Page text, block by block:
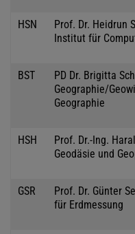
HSN
Prof. Dr. Heidrun
Institut für
BST
PD Dr. Brigitta
Geographie/
Geographie
HSH
Prof. Dr.-Ing.
Geodäsie und
GSR
Prof. Dr. Günter
für Erdmessung